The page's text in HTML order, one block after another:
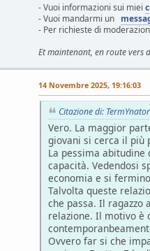
- Vuoi informazioni sui miei
- Vuoi mandarmi un
- Per richieste di
Et maintenant, en route vers
14 Novembre 2025, 19:16:03
Citazione di:
Vero. La maggior
giovani si cerca il più
La pessima
capacità. Vedendosi
economia e si
Talvolta queste
che passa. Il
relazione. Il motivo è
Ovvero far si che